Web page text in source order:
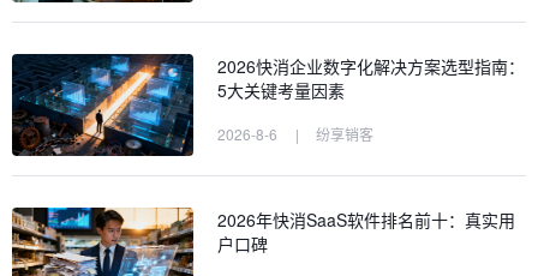
2026快消企业数字化解决方案选型指南：
5大关键考量因素
2026-8-6 | 纷享销客
2026年快消SaaS软件排名前十：真实用
户口碑